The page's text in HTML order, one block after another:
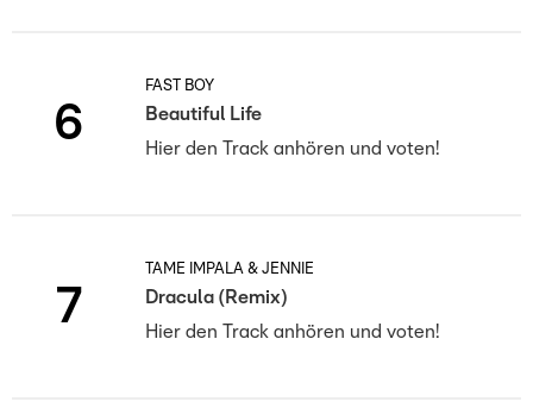
6
FAST BOY
Beautiful Life
Hier den Track anhören und voten!
7
TAME IMPALA & JENNIE
Dracula (Remix)
Hier den Track anhören und voten!